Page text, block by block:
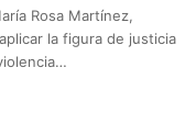
Rosa Martínez,
la figura de justicia